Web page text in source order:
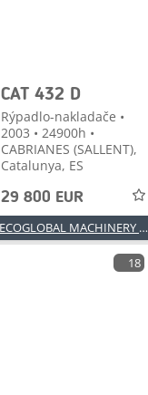
CAT 432 D
Rýpadlo-nakladače •
2003 • 24900h •
CABRIANES (SALLENT),
Catalunya, ES
29 800 EUR
ECOGLOBAL MACHINERY S.L.
18